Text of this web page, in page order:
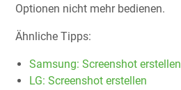
Optionen nicht mehr bedienen.
Ähnliche Tipps:
Samsung: Screenshot erstellen
LG: Screenshot erstellen